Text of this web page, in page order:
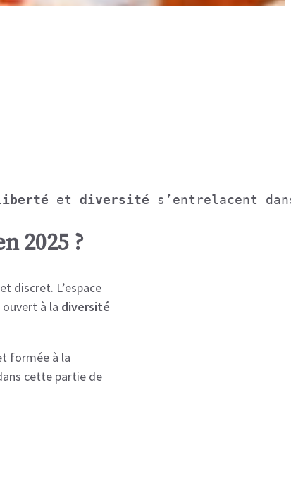
et diversité s’entrelacent
2025 ?
discret. L’espace
ouvert à la diversité
formée à la
cette partie de